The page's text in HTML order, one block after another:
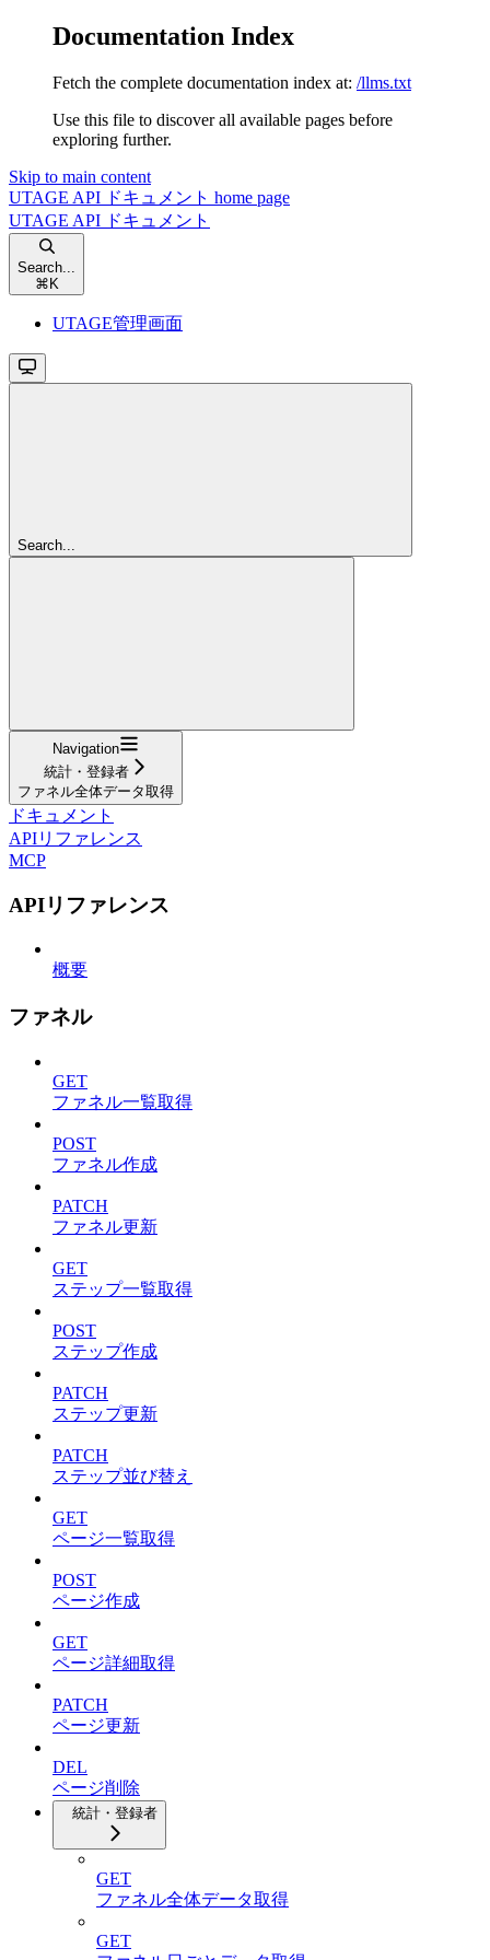
Documentation Index
Fetch the complete documentation index at: /llms.txt
Use this file to discover all available pages before
exploring further.
Skip to main content
UTAGE API ドキュメント home page
UTAGE API ドキュメント
Search...
⌘ K
UTAGE管理画面
Search...
Navigation
統計・登録者
ファネル全体データ取得
ドキュメント
APIリファレンス
MCP
APIリファレンス
概要
ファネル
GET
ファネル一覧取得
POST
ファネル作成
PATCH
ファネル更新
GET
ステップ一覧取得
POST
ステップ作成
PATCH
ステップ更新
PATCH
ステップ並び替え
GET
ページ一覧取得
POST
ページ作成
GET
ページ詳細取得
PATCH
ページ更新
DEL
ページ削除
統計・登録者
GET
ファネル全体データ取得
GET